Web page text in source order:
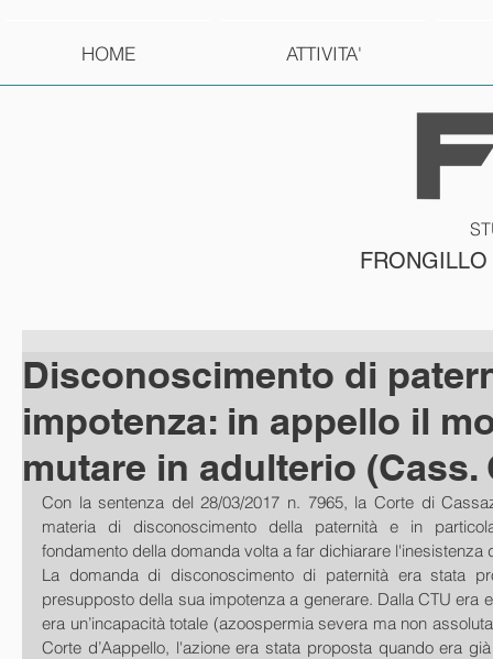
HOME ATTIVITA'
Disconoscimento di
impotenza: in appello il
mutare in adulterio (Cass.
Con la sentenza del 28/03/2017 n. 7965, la Corte di
materia di disconoscimento della paternità e in
fondamento della domanda volta a far dichiarare l'inesistenza
La domanda di disconoscimento di paternità era stata
presupposto della sua impotenza a generare. Dalla CTU era
era un’incapacità totale (azoospermia severa ma non
Corte d’Aappello, l'azione era stata proposta quando era